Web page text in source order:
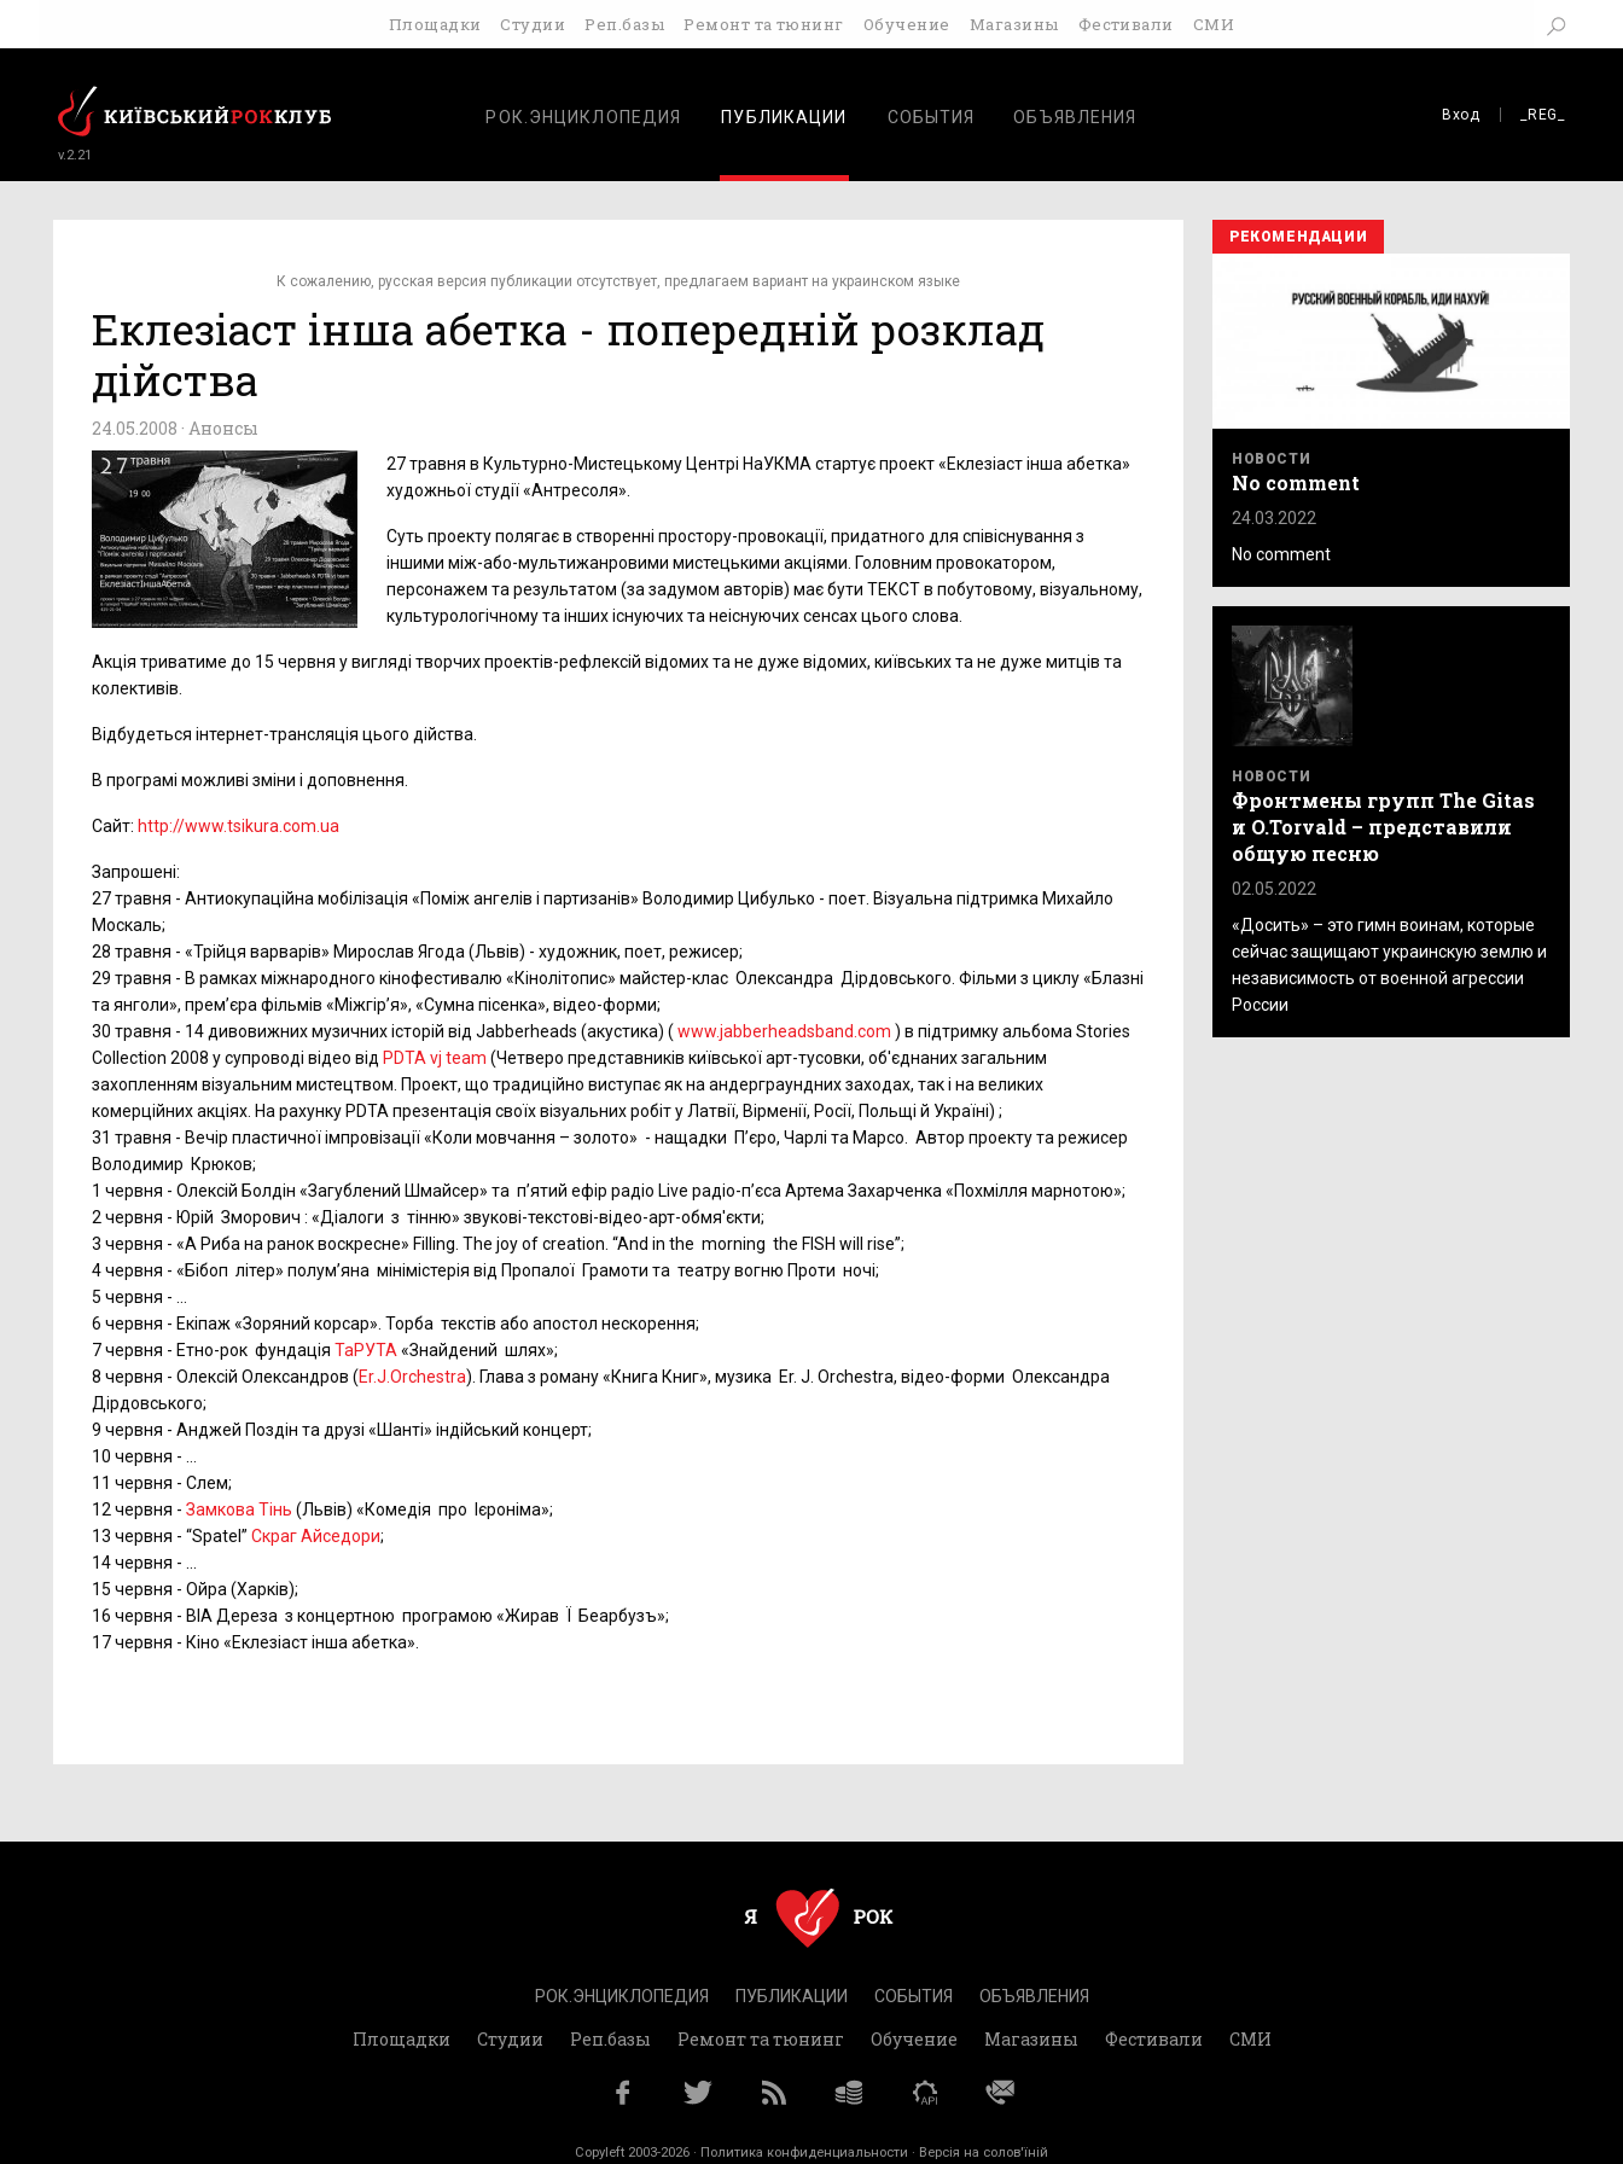
Площадки Студии Реп.базы Ремонт та тюнинг Обучение Магазины Фестивали СМИ
v.2.21
РОК.ЭНЦИКЛОПЕДИЯ ПУБЛИКАЦИИ СОБЫТИЯ ОБЪЯВЛЕНИЯ Вход _REG_
К сожалению, русская версия публикации отсутствует, предлагаем вариант на украинском языке
Еклезіаст інша абетка - попередній розклад
дійства
24.05.2008 · Анонсы
27 травня в Культурно-Мистецькому Центрі НаУКМА стартує проект «Еклезіаст інша абетка»
художньої студії «Антресоля».
Суть проекту полягає в створенні простору-провокації, придатного для співіснування з
іншими між-або-мультижанровими мистецькими акціями. Головним провокатором,
персонажем та результатом (за задумом авторів) має бути ТЕКСТ в побутовому, візуальному,
культурологічному та інших існуючих та неіснуючих сенсах цього слова.
Акція триватиме до 15 червня у вигляді творчих проектів-рефлексій відомих та не дуже відомих, київських та не дуже митців та
колективів.
Відбудеться інтернет-трансляція цього дійства.
В програмі можливі зміни і доповнення.
Сайт: http://www.tsikura.com.ua
Запрошені:
27 травня - Антиокупаційна мобілізація «Поміж ангелів і партизанів» Володимир Цибулько - поет. Візуальна підтримка Михайло
Москаль;
28 травня - «Трійця варварів» Мирослав Ягода (Львів) - художник, поет, режисер;
29 травня - В рамках міжнародного кінофестивалю «Кінолітопис» майстер-клас Олександра Дірдовського. Фільми з циклу «Блазні
та янголи», прем’єра фільмів «Міжгір’я», «Сумна пісенка», відео-форми;
30 травня - 14 дивовижних музичних історій від Jabberheads (акустика) ( www.jabberheadsband.com ) в підтримку альбома Stories
Collection 2008 у супроводі відео від PDTA vj team (Четверо представників київської арт-тусовки, об'єднаних загальним
захопленням візуальним мистецтвом. Проект, що традиційно виступає як на андерграундних заходах, так і на великих
комерційних акціях. На рахунку PDTA презентація своїх візуальних робіт у Латвії, Вірменії, Росії, Польщі й Україні) ;
31 травня - Вечір пластичної імпровізації «Коли мовчання – золото» - нащадки П’єро, Чарлі та Марсо. Автор проекту та режисер
Володимир Крюков;
1 червня - Олексій Болдін «Загублений Шмайсер» та п’ятий ефір радіо Live радіо-п’єса Артема Захарченка «Похмілля марнотою»;
2 червня - Юрій Зморович : «Діалоги з тінню» звукові-текстові-відео-арт-обмя'єкти;
3 червня - «А Риба на ранок воскресне» Filling. The joy of creation. “And in the morning the FISH will rise”;
4 червня - «Бібоп літер» полум’яна мінімістерія від Пропалої Грамоти та театру вогню Проти ночі;
5 червня - …
6 червня - Екіпаж «Зоряний корсар». Торба текстів або апостол нескорення;
7 червня - Етно-рок фундація ТаРУТА «Знайдений шлях»;
8 червня - Олексій Олександров (Er.J.Orchestra). Глава з роману «Книга Книг», музика Er. J. Orchestra, відео-форми Олександра
Дірдовського;
9 червня - Анджей Поздін та друзі «Шанті» індійський концерт;
10 червня - …
11 червня - Слем;
12 червня - Замкова Тінь (Львів) «Комедія про Ієроніма»;
13 червня - “Spatel” Скраг Айседори;
14 червня - …
15 червня - Ойра (Харків);
16 червня - ВІА Дереза з концертною програмою «Жирав Ї Беарбузъ»;
17 червня - Кіно «Еклезіаст інша абетка».
РЕКОМЕНДАЦИИ
НОВОСТИ
No comment
24.03.2022
No comment
НОВОСТИ
Фронтмены групп The Gitas
и O.Torvald – представили
общую песню
02.05.2022
«Досить» – это гимн воинам, которые
сейчас защищают украинскую землю и
независимость от военной агрессии
России
РОК.ЭНЦИКЛОПЕДИЯ ПУБЛИКАЦИИ СОБЫТИЯ ОБЪЯВЛЕНИЯ
Площадки Студии Реп.базы Ремонт та тюнинг Обучение Магазины Фестивали СМИ
Copyleft 2003-2026 · Политика конфиденциальности · Версія на солов'їній